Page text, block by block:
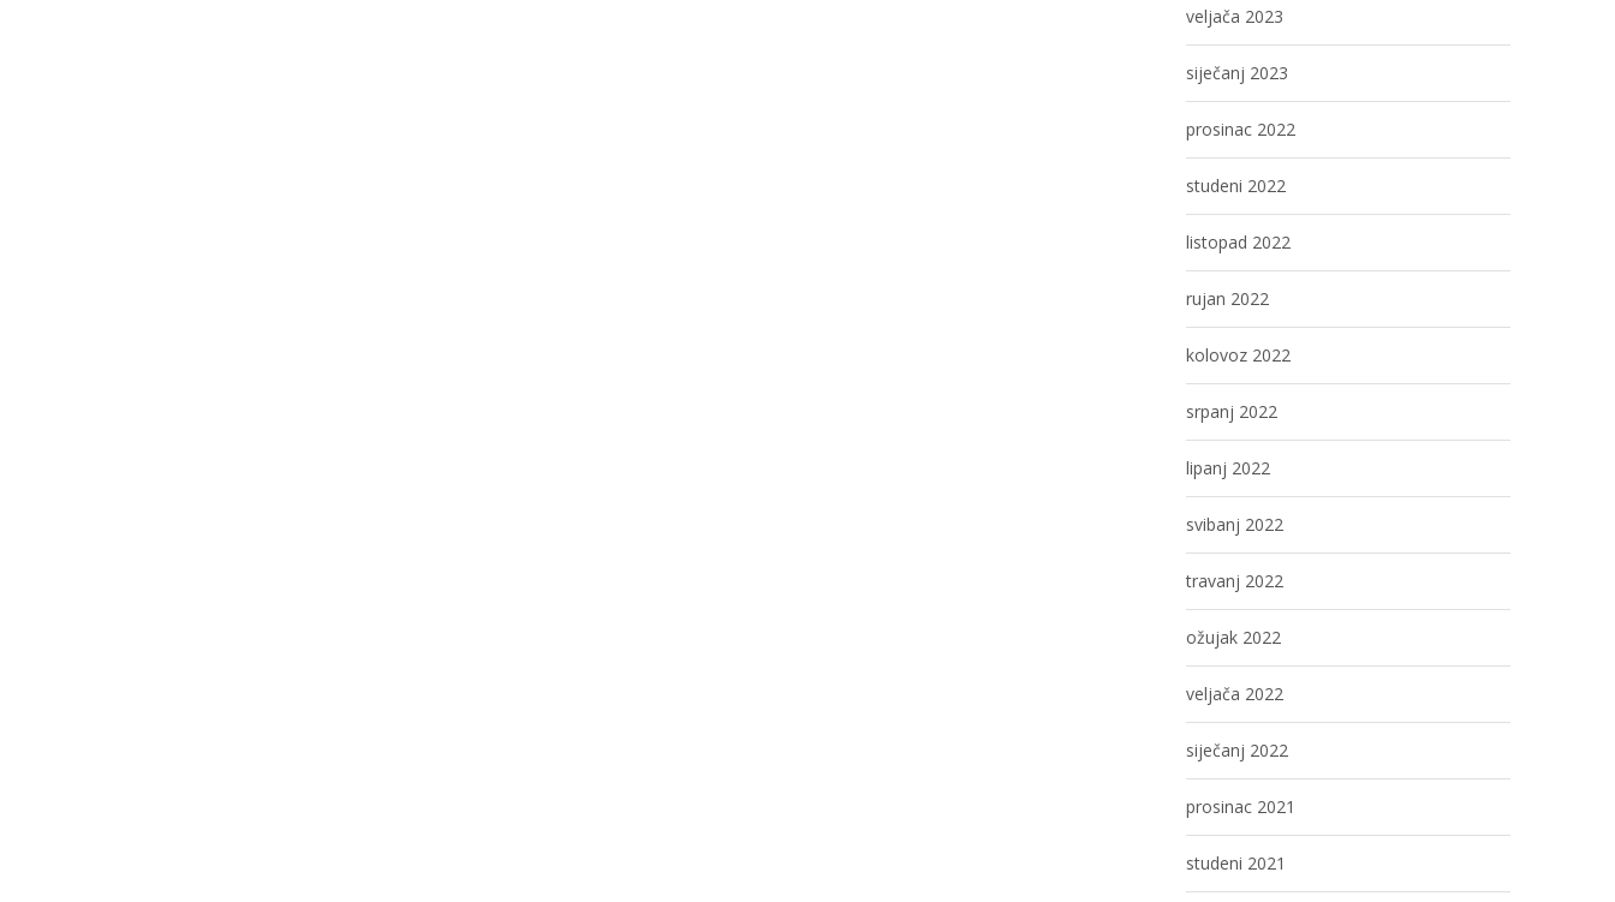
veljača 2023
siječanj 2023
prosinac 2022
studeni 2022
listopad 2022
rujan 2022
kolovoz 2022
srpanj 2022
lipanj 2022
svibanj 2022
travanj 2022
ožujak 2022
veljača 2022
siječanj 2022
prosinac 2021
studeni 2021